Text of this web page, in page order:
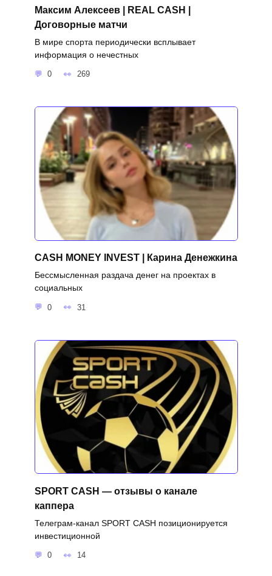
Максим Алексеев | REAL CASH |
Договорные матчи
В мире спорта периодически всплывает
информация о нечестных
0 269
CASH MONEY INVEST | Карина Денежкина
Бессмысленная раздача денег на проектах в
социальных
0 31
SPORT CASH — отзывы о канале
каппера
Телеграм-канал SPORT CASH позиционируется
инвестиционной
0 14